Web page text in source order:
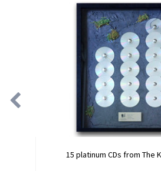
15 platinum CDs from The